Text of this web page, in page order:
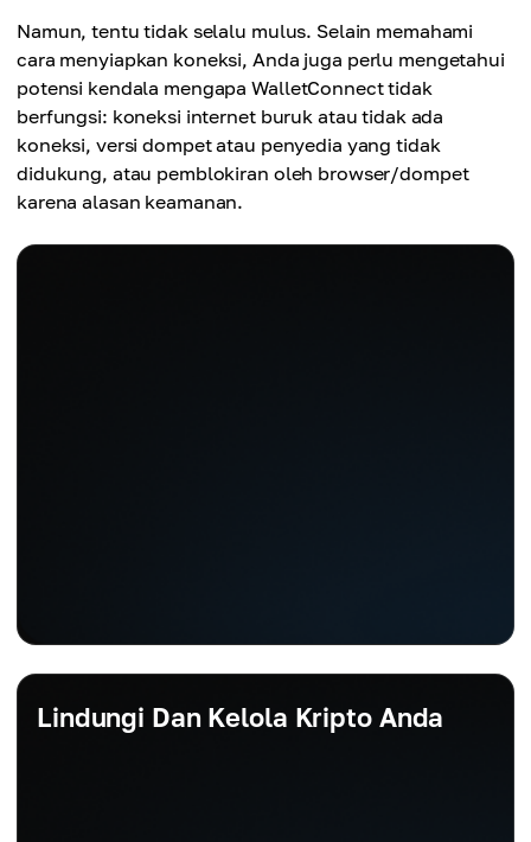
Namun, tentu tidak selalu mulus. Selain memahami
cara menyiapkan koneksi, Anda juga perlu mengetahui
potensi kendala mengapa WalletConnect tidak
berfungsi: koneksi internet buruk atau tidak ada
koneksi, versi dompet atau penyedia yang tidak
didukung, atau pemblokiran oleh browser/dompet
karena alasan keamanan.
Lindungi Dan Kelola Kripto Anda